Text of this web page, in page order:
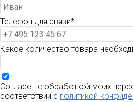
Телефон для связи*
Какое количество товара
Согласен с обработкой моих
соответствии с политикой